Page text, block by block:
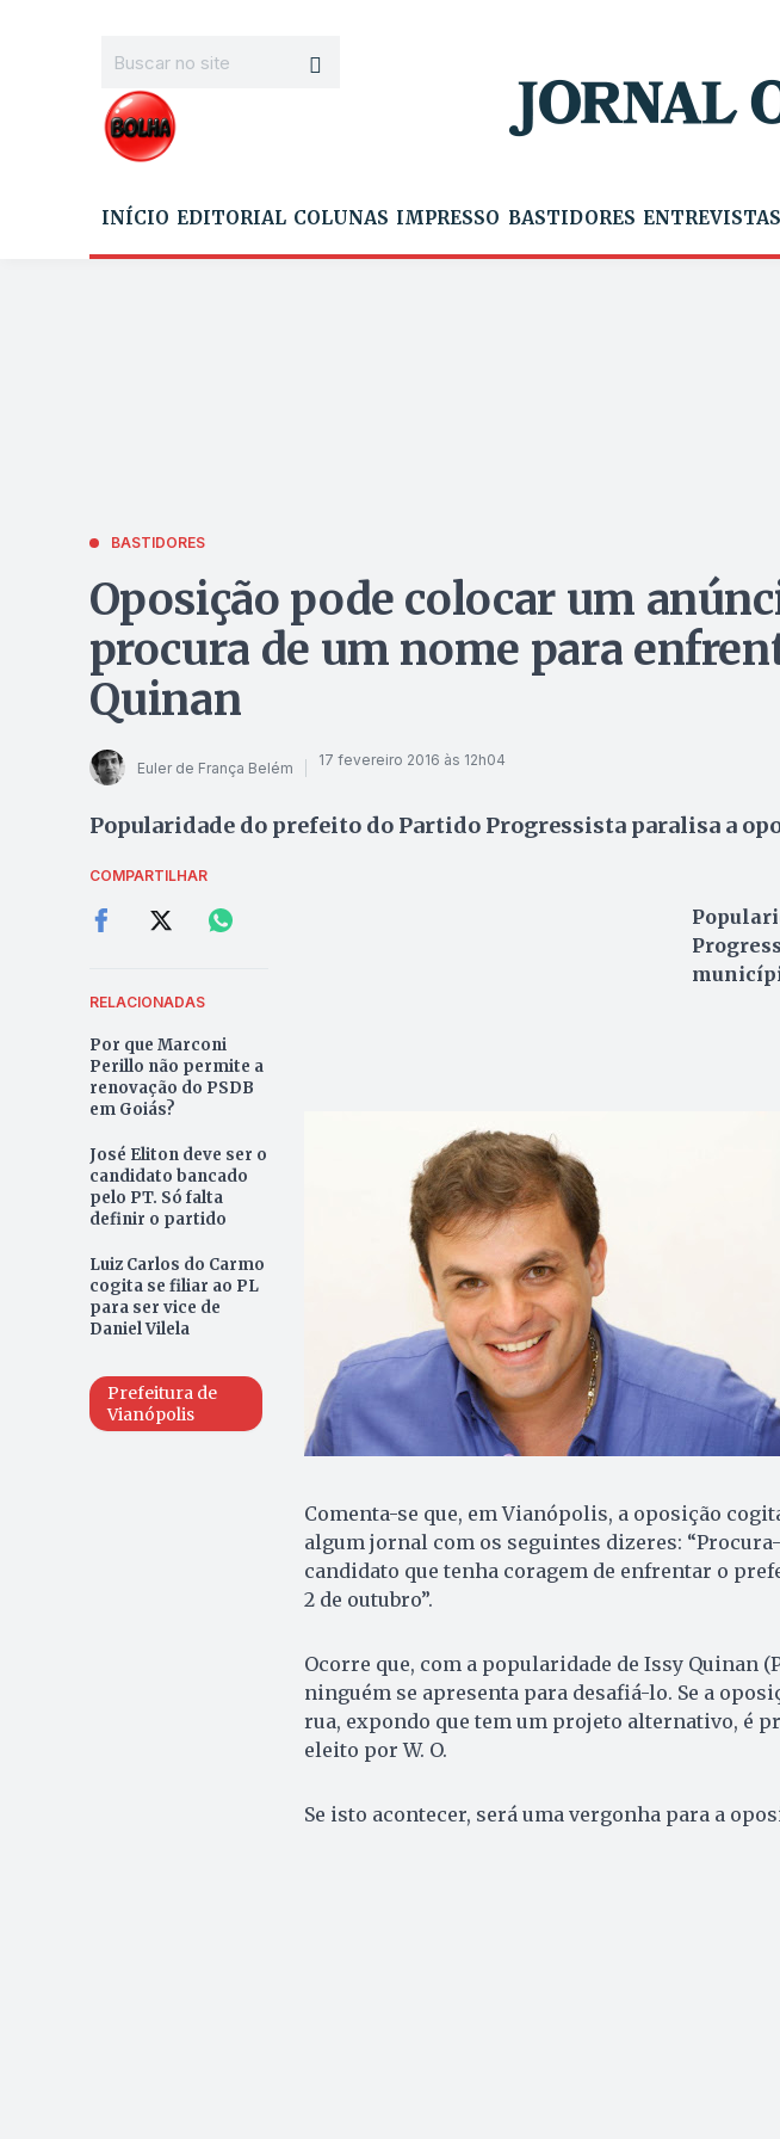
INÍCIO EDITORIAL COLUNAS IMPRESSO BASTIDORES ENTREVISTAS
BASTIDORES
Oposição pode colocar um
procura de um nome para
Quinan
Euler de França Belém 17 fevereiro 2016 às 12h04
Popularidade do prefeito do Partido Progressista paralisa a
COMPARTILHAR
RELACIONADAS
Por que Marconi
Perillo não permite a
renovação do PSDB
em Goiás?
José Eliton deve ser o
candidato bancado
pelo PT. Só falta
definir o partido
Luiz Carlos do Carmo
cogita se filiar ao PL
para ser vice de
Daniel Vilela
Prefeitura de
Vianópolis
Comenta-se que, em Vianópolis, a oposição
algum jornal com os seguintes dizeres:
candidato que tenha coragem de enfrentar o
2 de outubro”.
Ocorre que, com a popularidade de Issy Quinan
ninguém se apresenta para desafiá-lo. Se a
rua, expondo que tem um projeto alternativo, é
eleito por W. O.
Se isto acontecer, será uma vergonha para a